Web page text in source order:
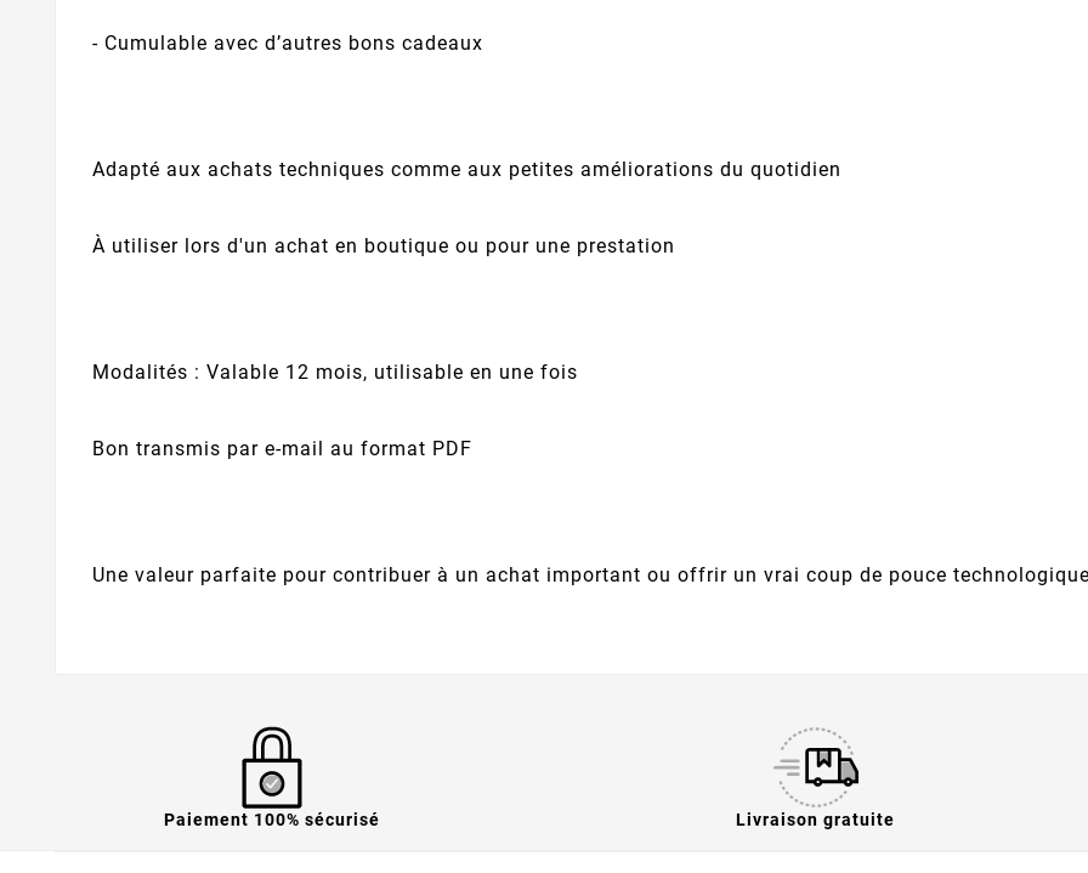
- Cumulable avec d’autres bons cadeaux
Adapté aux achats techniques comme aux petites améliorations du quotidien
À utiliser lors d'un achat en boutique ou pour une prestation
Modalités : Valable 12 mois, utilisable en une fois
Bon transmis par e-mail au format PDF
Une valeur parfaite pour contribuer à un achat important ou offrir un vrai coup de pouce
Paiement 100% sécurisé Livraison gratuite